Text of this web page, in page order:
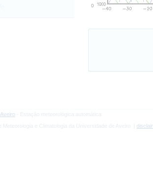
- Estação meteorológica automática
Meteorologia e Climatologia da Universidade de Aveiro |